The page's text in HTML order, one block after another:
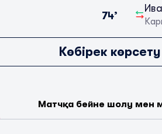
74’
Көбірек көрсету
Матчқа бейне шолу мен